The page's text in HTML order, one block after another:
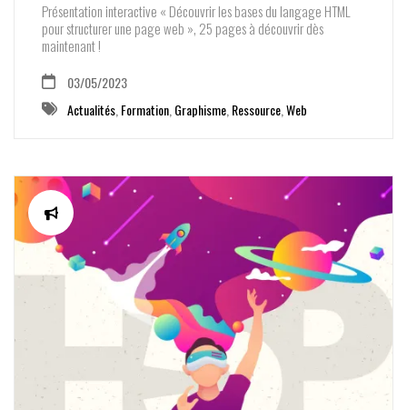
Présentation interactive « Découvrir les bases du langage HTML
pour structurer une page web », 25 pages à découvrir dès
maintenant !
03/05/2023
Actualités,Formation,Graphisme,Ressource,Web